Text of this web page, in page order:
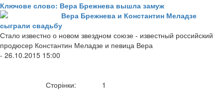
Ключове слово: Вера Брежнева вышла замуж
Вера Брежнева и Константин Меладзе
сыграли свадьбу
Стало известно о новом звездном союзе - известный российский
продюсер Константин Меладзе и певица Вера
- 26.10.2015 15:00
Сторінки: 1